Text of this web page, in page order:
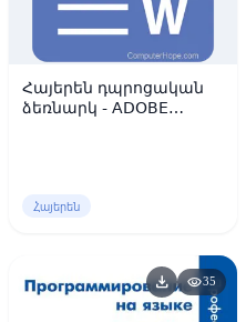
Հայերեն դպրոցական
ձեռնարկ - ADOBE
Հայերեն
download visibility35